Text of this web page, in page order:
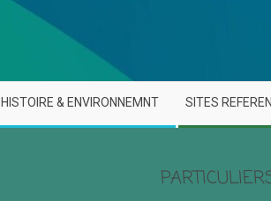
HISTOIRE & ENVIRONNEMNT SITES